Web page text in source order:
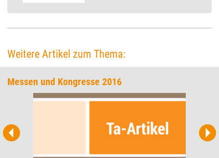
Weitere Artikel zum Thema:
Messen und Kongresse 2016